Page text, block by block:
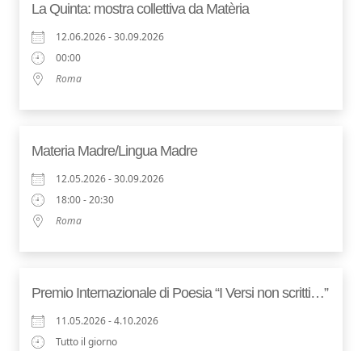
La Quinta: mostra collettiva da Matèria
12.06.2026 - 30.09.2026
00:00
Roma
Materia Madre/Lingua Madre
12.05.2026 - 30.09.2026
18:00 - 20:30
Roma
Premio Internazionale di Poesia “I Versi non scritti…”
11.05.2026 - 4.10.2026
Tutto il giorno